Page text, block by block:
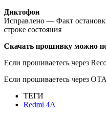
Диктофон
Исправлено — Факт
строке состояния
Скачать прошивку можно
Если прошиваетесь через
Если прошиваетесь через
ТЕГИ
Redmi 4A